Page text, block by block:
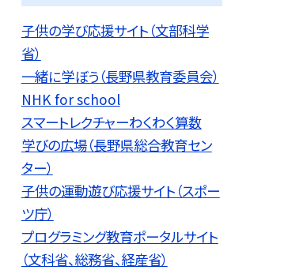
子供の学び応援サイト（文部科学
省）
一緒に学ぼう（長野県教育委員会）
NHK for school
スマートレクチャーわくわく算数
学びの広場（長野県総合教育セン
ター）
子供の運動遊び応援サイト（スポー
ツ庁）
プログラミング教育ポータルサイト
（文科省、総務省、経産省）